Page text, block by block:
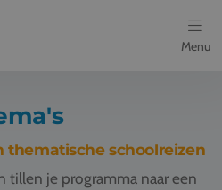
Menu
thematische schoolreizen
tillen je programma naar een